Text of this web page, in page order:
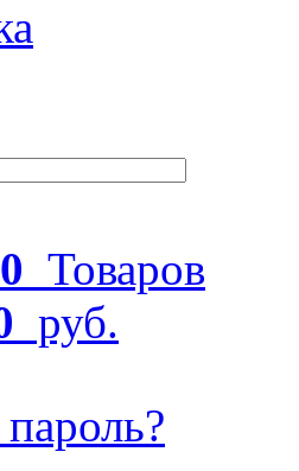
0 Товаров
руб.